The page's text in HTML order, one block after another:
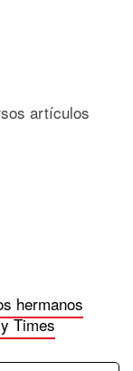
artículos
hermanos
Times